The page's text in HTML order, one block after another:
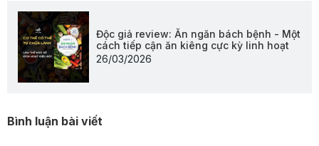
Độc giả review: Ăn ngăn bách bệnh - Một
cách tiếp cận ăn kiêng cực kỳ linh hoạt
26/03/2026
Bình luận bài viết